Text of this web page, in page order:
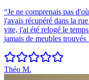
“Je ne comprenais pas
j'avais récupéré dans la
vite, j'ai été relogé le
jamais de meubles trouvés
Théo M.